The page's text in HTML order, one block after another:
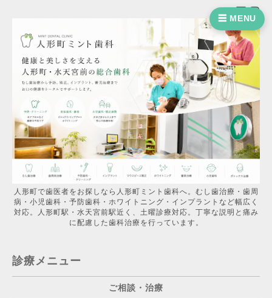
☰ MENU
人形町で歯医者をお探しなら人形町ミント歯科へ。むし歯治療・歯周
病・小児歯科・予防歯科・ホワイトニング・インプラントなど幅広く
対応。人形町駅・水天宮前駅近く、土曜診療対応。丁寧な説明と痛み
に配慮した歯科治療を行っています。
診療メニュー
ご相談・治療